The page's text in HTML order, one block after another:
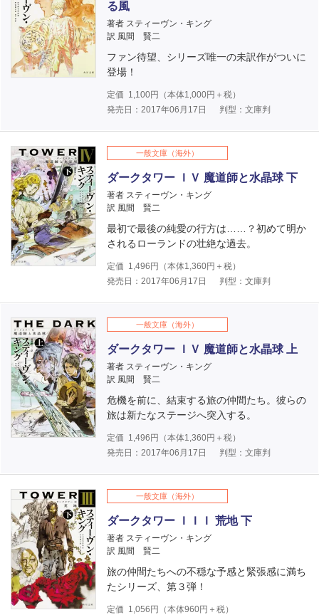
る風
著者 スティーヴン・キング
訳 風間 賢二
ファン待望、シリーズ唯一の未訳作がついに
登場！
定価 1,100円（本体1,000円＋税）
発売日：2017年06月17日
判型：文庫判
一般文庫（海外）
ダークタワー ＩＶ 魔道師と水晶球 下
著者 スティーヴン・キング
訳 風間 賢二
最初で最後の純愛の行方は……？初めて明か
されるローランドの壮絶な過去。
定価 1,496 円（本体1,360円＋税）
発売日：2017年06月17日
判型：文庫判
一般文庫（海外）
ダークタワー ＩＶ 魔道師と水晶球 上
著者 スティーヴン・キング
訳 風間 賢二
危機を前に、結束する旅の仲間たち。彼らの
旅は新たなステージへ突入する。
定価 1,496 円（本体1,360円＋税）
発売日：2017年06月17日
判型：文庫判
一般文庫（海外）
ダークタワー ＩＩＩ 荒地 下
著者 スティーヴン・キング
訳 風間 賢二
旅の仲間たちへの不穏な予感と緊張感に満ち
たシリーズ、第３弾！
定価 1,056 円（本体960円＋税）